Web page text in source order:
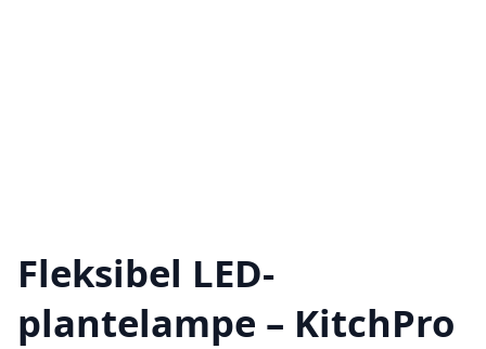
Fleksibel LED-
plantelampe – KitchPro